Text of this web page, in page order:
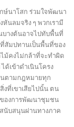
นาโสก ร่วมใจพัฒนา
นลมจริง ๆ พวกเรามี
บางต้นอาจไปทับพื้นที่
สัมปทานเป็นพื้นที่ของ
ม้คงไม่กล้าที่จะทำผิด
ด้เข้าดำเนินโครง
นตามกฎหมายทุก
ที่เขาเสียไปนั้น ตน
ของการพัฒนาชุมชน
นับสนุนผ่านทางภาค